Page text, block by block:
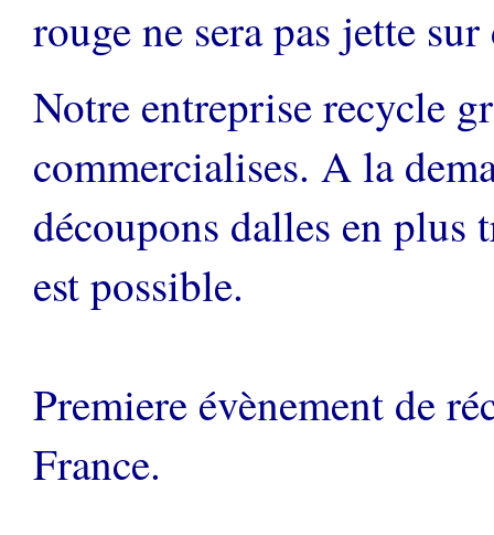
rouge ne sera pas jette
Notre entreprise recycle
commercialises. A la
découpons dalles en plus
est possible.
Premiere évènement de
France.